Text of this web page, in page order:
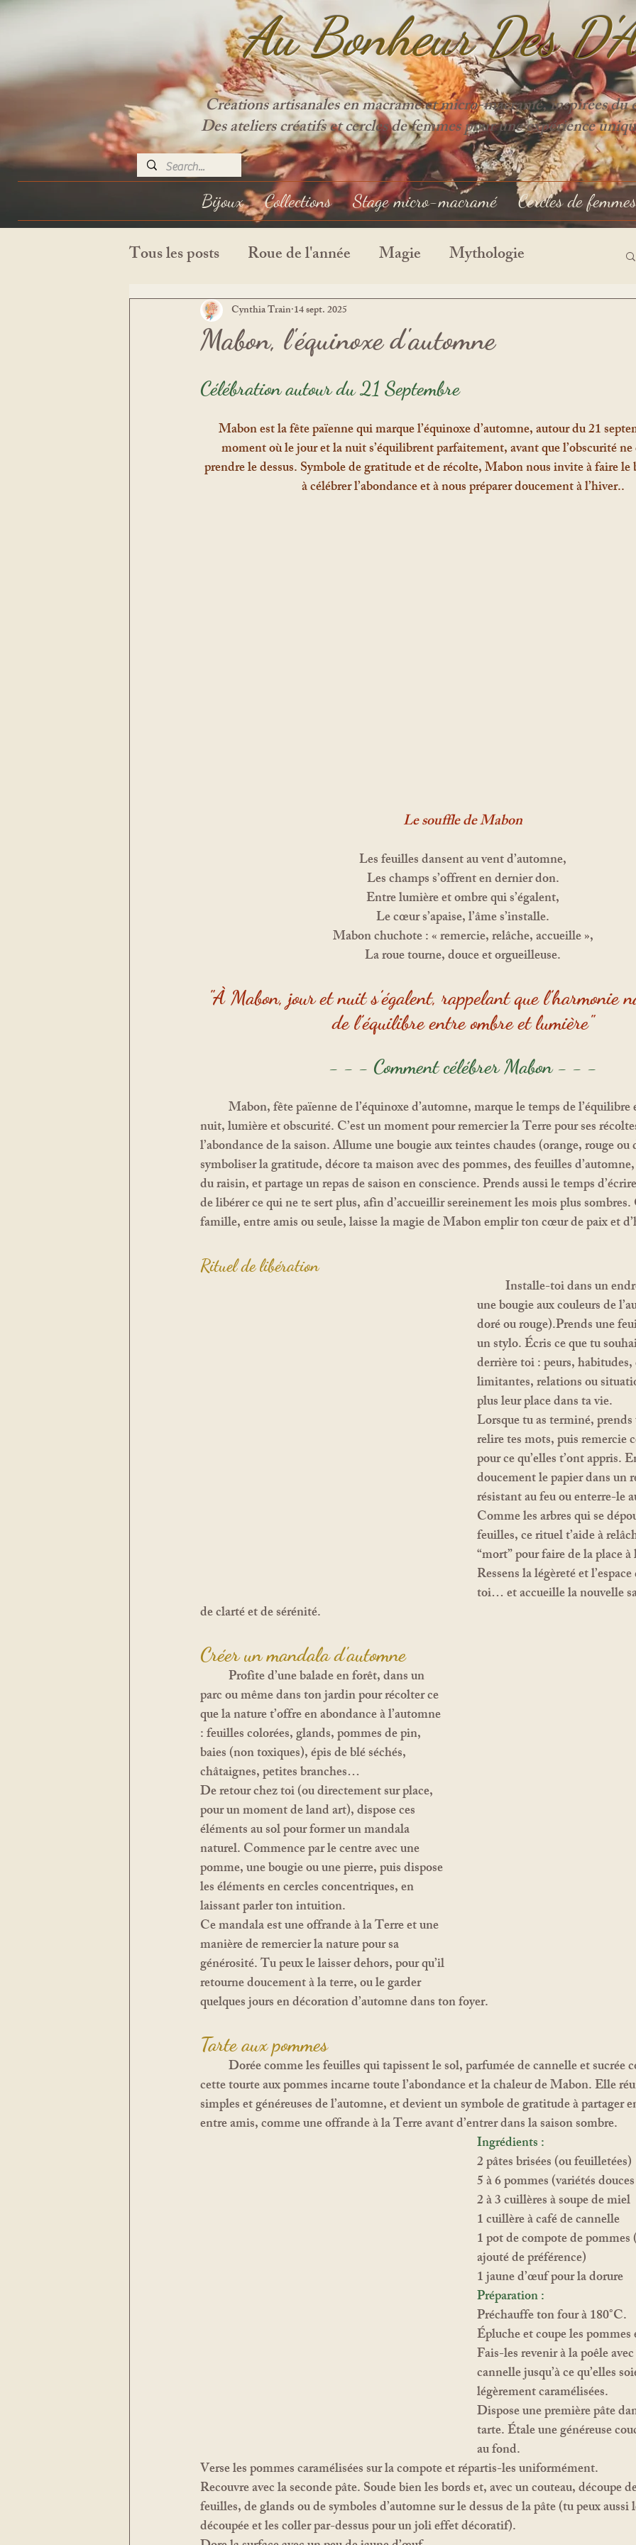
Au Bonheur Des
Créations artisanales en macramé et micro-macramé, inspirées du
Des ateliers créatifs et cercles de femmes pour une expérience
Bijoux Collections Stage micro-macramé Cercles de femmes
Tous les posts Roue de l'année Magie Mythologie
Journal de bord
Mabon, l'équinoxe d'automne
Cynthia Train 14 sept. 2025
Célébration autour du 21 Septembre
Mabon est la fête païenne qui marque l’équinoxe d’automne, autour du 21
moment où le jour et la nuit s’équilibrent parfaitement, avant que l’obscurité
prendre le dessus. Symbole de gratitude et de récolte, Mabon nous invite à faire le
à célébrer l’abondance et à nous préparer doucement à l’hiver..
Le souffle de Mabon
Les feuilles dansent au vent d’automne,
Les champs s’offrent en dernier don.
Entre lumière et ombre qui s’égalent,
Le cœur s’apaise, l’âme s’installe.
Mabon chuchote : « remercie, relâche, accueille »,
La roue tourne, douce et orgueilleuse.
"À Mabon, jour et nuit s’égalent, rappelant que l’harmonie
de l’équilibre entre ombre et lumière"
- - - Comment célébrer Mabon - - -
nuit, lumière et obscurité. C’est un moment pour remercier la Terre pour ses
l’abondance de la saison. Allume une bougie aux teintes chaudes (orange, rouge
symboliser la gratitude, décore ta maison avec des pommes, des feuilles
du raisin, et partage un repas de saison en conscience. Prends aussi le temps
de libérer ce qui ne te sert plus, afin d’accueillir sereinement les mois plus
famille, entre amis ou seule, laisse la magie de Mabon emplir ton cœur de paix et
Rituel de libération
une bougie aux couleurs de
doré ou rouge).Prends une
un stylo. Écris ce que tu
derrière toi : peurs, habitudes,
limitantes, relations ou
plus leur place dans ta vie.
Lorsque tu as terminé,
relire tes mots, puis remercie
pour ce qu’elles t’ont appris.
doucement le papier dans un
résistant au feu ou enterre-le
Comme les arbres qui se
feuilles, ce rituel t’aide à
“mort” pour faire de la place à
Ressens la légèreté et
toi… et accueille la nouvelle
de clarté et de sérénité.
Créer un mandala d'automne
parc ou même dans ton jardin pour récolter ce
que la nature t’offre en abondance à l’automne
: feuilles colorées, glands, pommes de pin,
baies (non toxiques), épis de blé séchés,
châtaignes, petites branches…
De retour chez toi (ou directement sur place,
pour un moment de land art), dispose ces
éléments au sol pour former un mandala
naturel. Commence par le centre avec une
pomme, une bougie ou une pierre, puis dispose
les éléments en cercles concentriques, en
laissant parler ton intuition.
Ce mandala est une offrande à la Terre et une
manière de remercier la nature pour sa
générosité. Tu peux le laisser dehors, pour qu’il
retourne doucement à la terre, ou le garder
quelques jours en décoration d’automne dans ton foyer.
Tarte aux pommes
cette tourte aux pommes incarne toute l’abondance et la chaleur de Mabon. Elle
simples et généreuses de l’automne, et devient un symbole de gratitude à partager
entre amis, comme une offrande à la Terre avant d’entrer dans la saison sombre.
Ingrédients :
2 pâtes brisées (ou feuilletées)
5 à 6 pommes (variétés
2 à 3 cuillères à soupe de miel
1 cuillère à café de cannelle
1 pot de compote de pommes
ajouté de préférence)
1 jaune d’œuf pour la dorure
Préparation :
Préchauffe ton four à 180°C.
Épluche et coupe les pommes
Fais-les revenir à la poêle
cannelle jusqu’à ce qu’elles
légèrement caramélisées.
Dispose une première pâte
tarte. Étale une généreuse
au fond.
Verse les pommes caramélisées sur la compote et répartis-les uniformément.
Recouvre avec la seconde pâte. Soude bien les bords et, avec un couteau, découpe
feuilles, de glands ou de symboles d’automne sur le dessus de la pâte (tu peux aussi
découpée et les coller par-dessus pour un joli effet décoratif).